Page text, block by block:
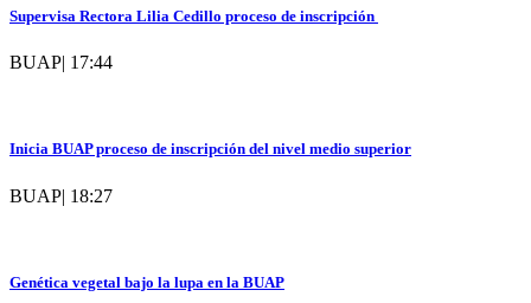
Supervisa Rectora Lilia Cedillo proceso de inscripción
BUAP| 17:44
Inicia BUAP proceso de inscripción del nivel medio superior
BUAP| 18:27
Genética vegetal bajo la lupa en la BUAP